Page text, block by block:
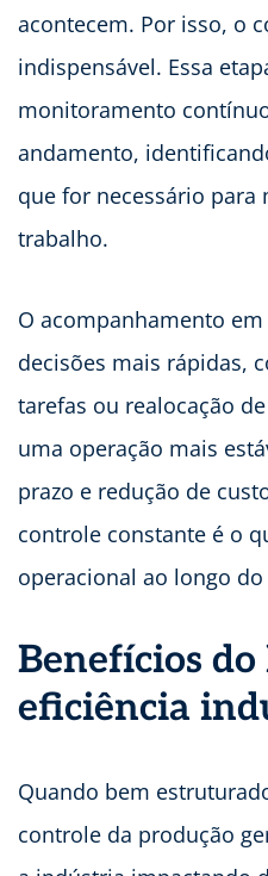
acontecem. Por isso, o
indispensável. Essa
monitoramento
andamento,
que for necessário para
trabalho.
O acompanhamento
decisões mais rápidas,
tarefas ou realocação
uma operação mais
prazo e redução de
controle constante é o
operacional ao longo
Benefícios do
eficiência
Quando bem
controle da produção